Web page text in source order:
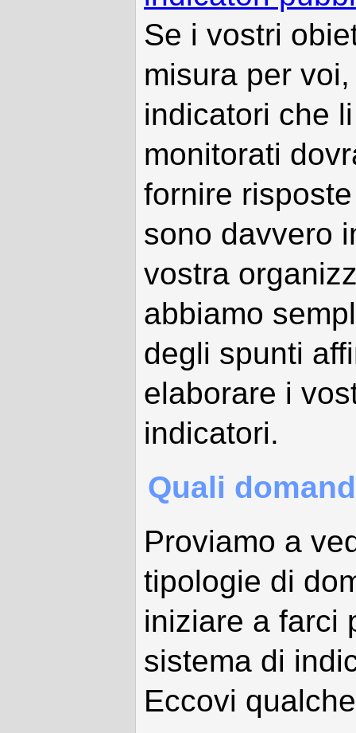
Se i vostri
misura per
indicatori che
monitorati
fornire
sono davvero
vostra
abbiamo
degli spunti
elaborare i
indicatori.
Quali
Proviamo a
tipologie di
iniziare a farci
sistema di
Eccovi